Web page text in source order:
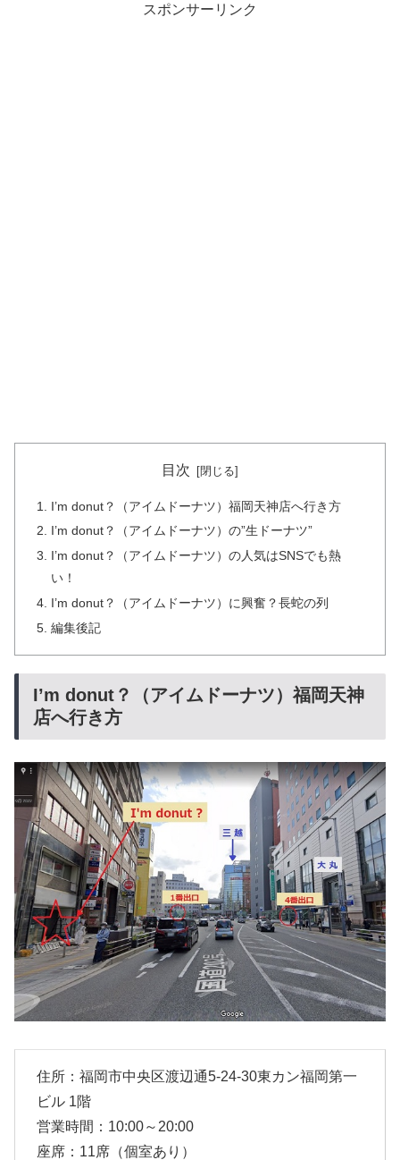
スポンサーリンク
目次
I’m donut？（アイムドーナツ）福岡天神店へ行き方
I’m donut？（アイムドーナツ）の”生ドーナツ”
I’m donut？（アイムドーナツ）の人気はSNSでも熱
い！
I’m donut？（アイムドーナツ）に興奮？長蛇の列
編集後記
I’m donut？（アイムドーナツ）福岡天神
店へ行き方
住所：福岡市中央区渡辺通5-24-30東カン福岡第一
ビル 1階
営業時間：10:00～20:00
座席：11席（個室あり）